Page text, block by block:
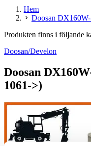
Hem
Doosan
Produkten finns i följande
Doosan/Develon
Doosan
1061->)